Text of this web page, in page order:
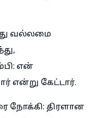
வல்லமை
என்
என்று கேட்டார்.
நோக்கி: திரளான